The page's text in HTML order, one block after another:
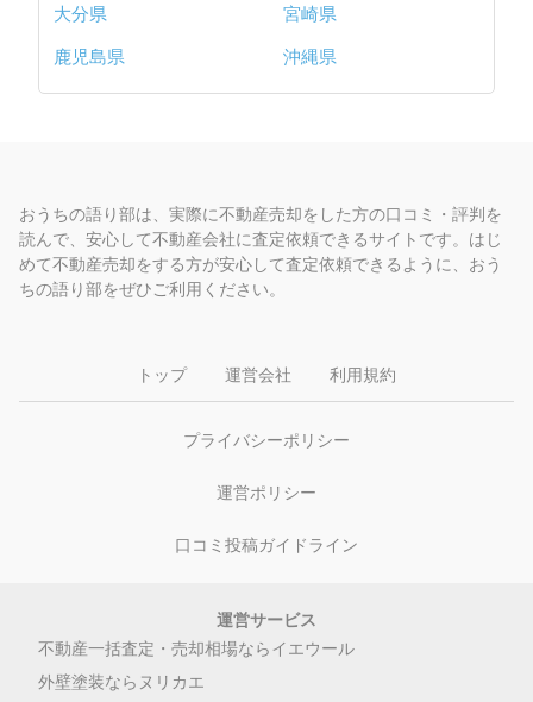
大分県
宮崎県
鹿児島県
沖縄県
おうちの語り部は、実際に不動産売却をした方の口コミ・評判を
読んで、安心して不動産会社に査定依頼できるサイトです。はじ
めて不動産売却をする方が安心して査定依頼できるように、おう
ちの語り部をぜひご利用ください。
トップ 運営会社 利用規約
プライバシーポリシー
運営ポリシー
口コミ投稿ガイドライン
運営サービス
不動産一括査定・売却相場ならイエウール
外壁塗装ならヌリカエ